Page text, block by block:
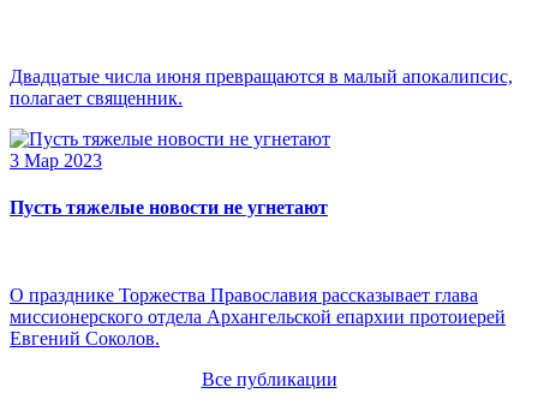
Двадцатые числа июня превращаются в малый апокалипсис,
полагает священник.
3 Мар 2023
Пусть тяжелые новости не угнетают
О празднике Торжества Православия рассказывает глава
миссионерского отдела Архангельской епархии протоиерей
Евгений Соколов.
Все публикации